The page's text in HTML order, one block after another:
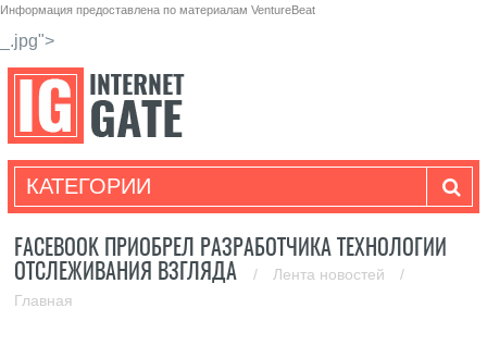
Информация предоставлена по материалам VentureBeat
_.jpg">
КАТЕГОРИИ
FACEBOOK ПРИОБРЕЛ РАЗРАБОТЧИКА ТЕХНОЛОГИИ
ОТСЛЕЖИВАНИЯ ВЗГЛЯДА
/ Лента новостей
/
Главная